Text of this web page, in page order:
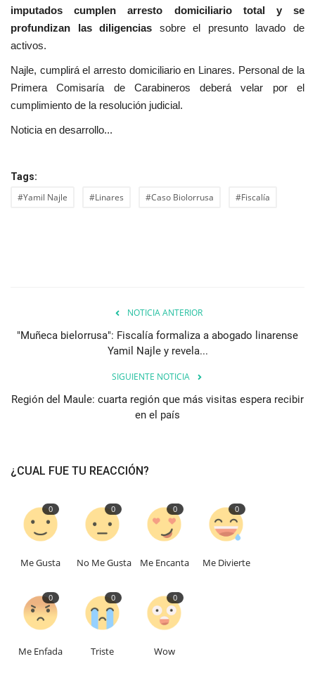
imputados cumplen arresto domiciliario total y se
profundizan las diligencias sobre el presunto lavado de
activos.
Najle, cumplirá el arresto domiciliario en Linares. Personal de la
Primera Comisaría de Carabineros deberá velar por el
cumplimiento de la resolución judicial.
Noticia en desarrollo...
Tags:
#Yamil Najle #Linares #Caso Biolorrusa #Fiscalía
NOTICIA ANTERIOR
"Muñeca bielorrusa": Fiscalía formaliza a abogado linarense
Yamil Najle y revela...
SIGUIENTE NOTICIA
Región del Maule: cuarta región que más visitas espera recibir
en el país
¿CUAL FUE TU REACCIÓN?
0
Me Gusta
0
No Me Gusta
0
Me Encanta
0
Me Divierte
0
Me Enfada
0
Triste
0
Wow